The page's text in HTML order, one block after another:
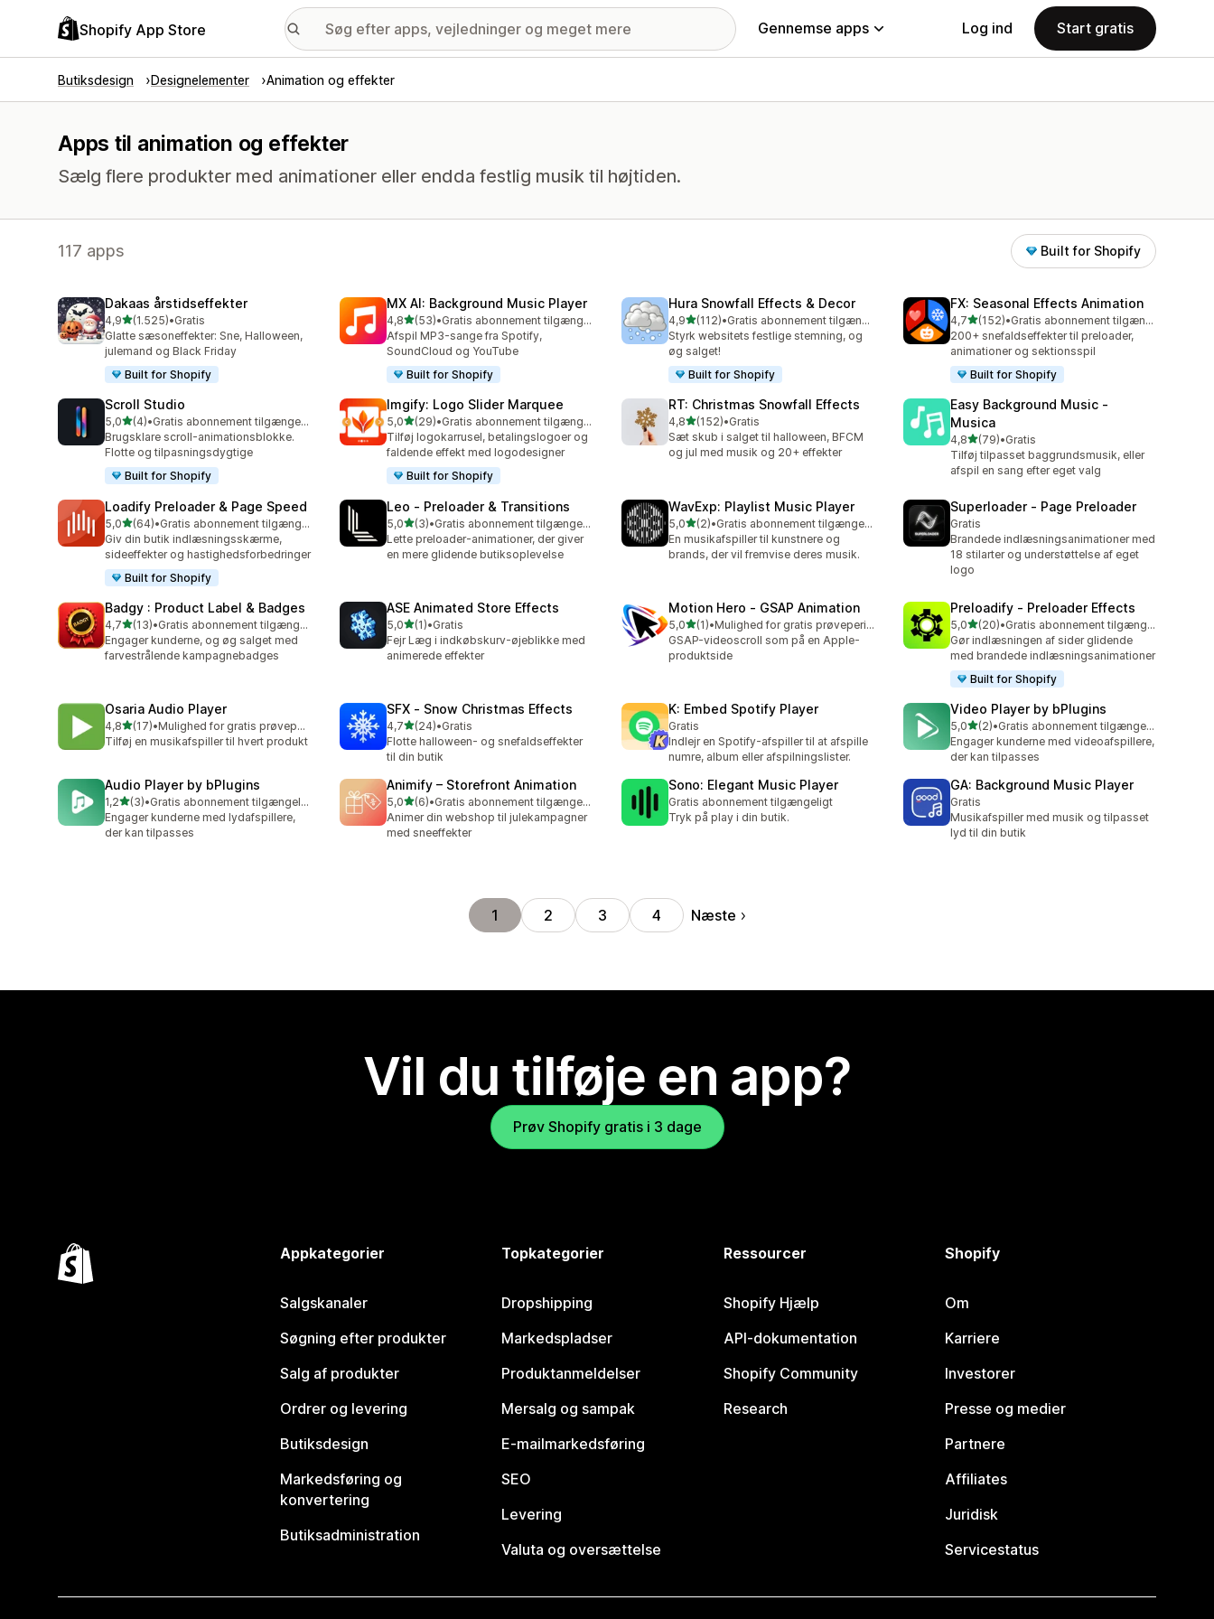
Shopify App Store Gennemse apps Log ind Start gratis
Butiksdesign Designelementer Animation og effekter
Apps til animation og effekter
Sælg flere produkter med animationer eller endda festlig musik til højtiden.
117 apps Built for Shopify
Dakaas årstidseffekter
4,9ud af 5 stjerner
(1.525)
1525 anmeldelser i alt
•Gratis
Glatte sæsoneffekter: Sne, Halloween,
julemand og Black Friday
Built for Shopify
MX AI: Background Music Player
4,8ud af 5 stjerner
(53)
53 anmeldelser i alt
•
Gratis abonnement tilgængeligt
Afspil MP3-sange fra Spotify,
SoundCloud og YouTube
Built for Shopify
Hura Snowfall Effects & Decor
4,9ud af 5 stjerner
(112)
112 anmeldelser i alt
•
Gratis abonnement tilgængeligt
Styrk websitets festlige stemning, og
øg salget!
Built for Shopify
FX: Seasonal Effects Animation
4,7ud af 5 stjerner
(152)
152 anmeldelser i alt
•
Gratis abonnement tilgængeligt
200+ snefaldseffekter til preloader,
animationer og sektionsspil
Built for Shopify
Scroll Studio
5,0ud af 5 stjerner
(4)
4 anmeldelser i alt
•
Gratis abonnement tilgængeligt
Brugsklare scroll-animationsblokke.
Flotte og tilpasningsdygtige
Built for Shopify
Imgify: Logo Slider Marquee
5,0ud af 5 stjerner
(29)
29 anmeldelser i alt
•
Gratis abonnement tilgængeligt
Tilføj logokarrusel, betalingslogoer og
faldende effekt med logodesigner
Built for Shopify
RT: Christmas Snowfall Effects
4,8ud af 5 stjerner
(152)
152 anmeldelser i alt
•Gratis
Sæt skub i salget til halloween, BFCM
og jul med musik og 20+ effekter
Easy Background Music ‑
Musica
4,8ud af 5 stjerner
(79)
79 anmeldelser i alt
•Gratis
Tilføj tilpasset baggrundsmusik, eller
afspil en sang efter eget valg
Loadify Preloader & Page Speed
5,0ud af 5 stjerner
(64)
64 anmeldelser i alt
•
Gratis abonnement tilgængeligt
Giv din butik indlæsningsskærme,
sideeffekter og hastighedsforbedringer
Built for Shopify
Leo ‑ Preloader & Transitions
5,0ud af 5 stjerner
(3)
3 anmeldelser i alt
•
Gratis abonnement tilgængeligt
Lette preloader-animationer, der giver
en mere glidende butiksoplevelse
WavExp: Playlist Music Player
5,0ud af 5 stjerner
(2)
2 anmeldelser i alt
•
Gratis abonnement tilgængeligt
En musikafspiller til kunstnere og
brands, der vil fremvise deres musik.
Superloader ‑ Page Preloader
Gratis
Brandede indlæsningsanimationer med
18 stilarter og understøttelse af eget
logo
Badgy : Product Label & Badges
4,7ud af 5 stjerner
(13)
13 anmeldelser i alt
•
Gratis abonnement tilgængeligt
Engager kunderne, og øg salget med
farvestrålende kampagnebadges
ASE Animated Store Effects
5,0ud af 5 stjerner
(1)
1 anmeldelser i alt
•Gratis
Fejr Læg i indkøbskurv-øjeblikke med
animerede effekter
Motion Hero ‑ GSAP Animation
5,0ud af 5 stjerner
(1)
1 anmeldelser i alt
•
Mulighed for gratis prøveperiode
GSAP-videoscroll som på en Apple-
produktside
Preloadify ‑ Preloader Effects
5,0ud af 5 stjerner
(20)
20 anmeldelser i alt
•
Gratis abonnement tilgængeligt
Gør indlæsningen af sider glidende
med brandede indlæsningsanimationer
Built for Shopify
Osaria Audio Player
4,8ud af 5 stjerner
(17)
17 anmeldelser i alt
•
Mulighed for gratis prøveperiode
Tilføj en musikafspiller til hvert produkt
SFX ‑ Snow Christmas Effects
4,7ud af 5 stjerner
(24)
24 anmeldelser i alt
•Gratis
Flotte halloween- og snefaldseffekter
til din butik
K: Embed Spotify Player
Gratis
Indlejr en Spotify-afspiller til at afspille
numre, album eller afspilningslister.
Video Player by bPlugins
5,0ud af 5 stjerner
(2)
2 anmeldelser i alt
•
Gratis abonnement tilgængeligt
Engager kunderne med videoafspillere,
der kan tilpasses
Audio Player by bPlugins
1,2ud af 5 stjerner
(3)
3 anmeldelser i alt
•
Gratis abonnement tilgængeligt
Engager kunderne med lydafspillere,
der kan tilpasses
Animify – Storefront Animation
5,0ud af 5 stjerner
(6)
6 anmeldelser i alt
•
Gratis abonnement tilgængeligt
Animer din webshop til julekampagner
med sneeffekter
Sono: Elegant Music Player
Gratis abonnement tilgængeligt
Tryk på play i din butik.
GA: Background Music Player
Gratis
Musikafspiller med musik og tilpasset
lyd til din butik
1 2 3 4 Næste
Vil du tilføje en app?
Prøv Shopify gratis i 3 dage
Appkategorier
Salgskanaler
Søgning efter produkter
Salg af produkter
Ordrer og levering
Butiksdesign
Markedsføring og
konvertering
Butiksadministration
Topkategorier
Dropshipping
Markedspladser
Produktanmeldelser
Mersalg og sampak
E-mailmarkedsføring
SEO
Levering
Valuta og oversættelse
Ressourcer
Shopify Hjælp
API-dokumentation
Shopify Community
Research
Shopify
Om
Karriere
Investorer
Presse og medier
Partnere
Affiliates
Juridisk
Servicestatus